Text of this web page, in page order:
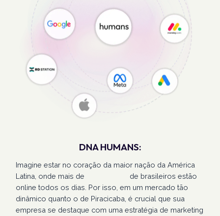
DNA HUMANS:
Imagine estar no coração da maior nação da América
Latina, onde mais de
de brasileiros estão
online todos os dias. Por isso, em um mercado tão
dinâmico quanto o de Piracicaba, é crucial que sua
empresa se destaque com uma estratégia de marketing